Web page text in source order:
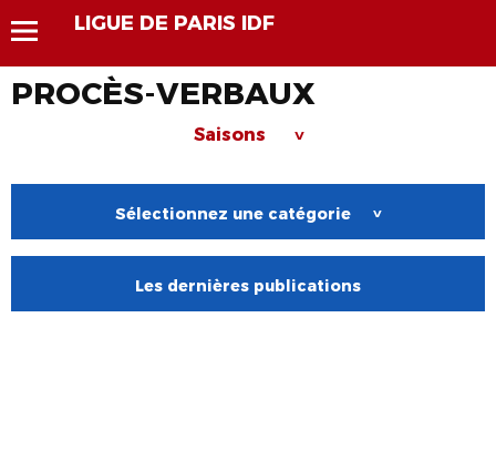
LIGUE DE PARIS IDF
PROCÈS-VERBAUX
Saisons >
Sélectionnez une catégorie >
Les dernières publications